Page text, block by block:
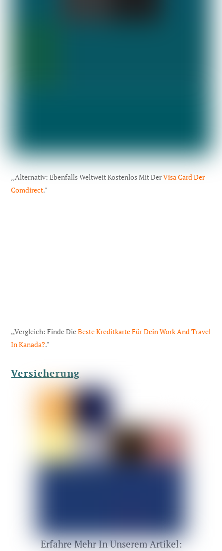
,,Alternativ: Ebenfalls Weltweit Kostenlos Mit DerVisa Card Der
Comdirect."
,,Vergleich: Finde DieBeste Kreditkarte Für Dein Work And Travel
In Kanada?."
Versicherung
Erfahre Mehr In Unserem Artikel: